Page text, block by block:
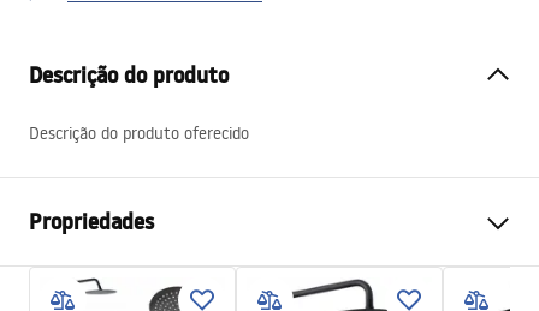
Descrição do produto
Descrição do produto oferecido
Propriedades
Como abrir a porta
Inclinação